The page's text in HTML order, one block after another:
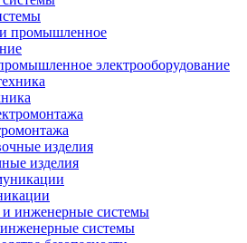
электрооборудование
изделия
системы